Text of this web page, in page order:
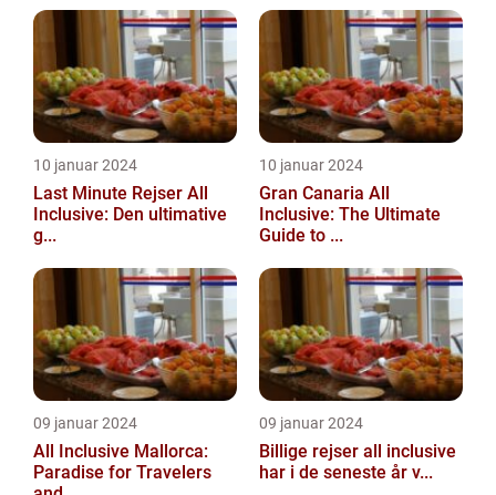
10 januar 2024
Last Minute Rejser All
Inclusive: Den ultimative
g...
10 januar 2024
Gran Canaria All
Inclusive: The Ultimate
Guide to ...
09 januar 2024
All Inclusive Mallorca:
Paradise for Travelers
09 januar 2024
Billige rejser all inclusive
har i de seneste år v...